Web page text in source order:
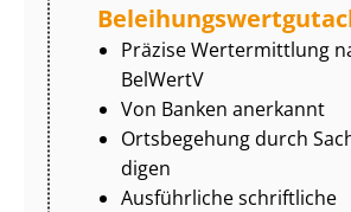
Präzise Wertermittlung
BelWertV
Von Banken anerkannt
Ortsbegehung durch
di­gen
Ausführliche schriftliche